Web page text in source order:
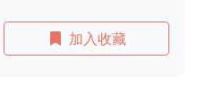
加入收藏